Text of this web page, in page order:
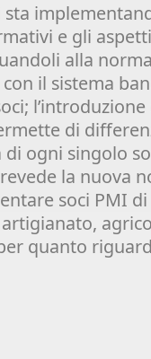
sta
e gli
alla
il sistema
di
ogni singolo
la nuova
soci PMI
quanto